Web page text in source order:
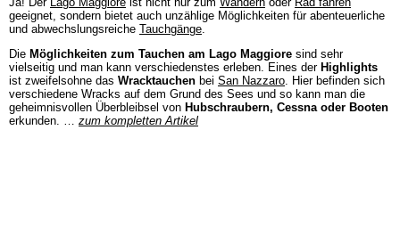
geeignet, sondern bietet auch unzählige Möglichkeiten für abenteuerliche
und abwechslungsreiche Tauchgänge.
Die Möglichkeiten zum Tauchen am Lago Maggiore sind sehr
vielseitig und man kann verschiedenstes erleben. Eines der Highlights
ist zweifelsohne das Wracktauchen bei San Nazzaro. Hier befinden sich
verschiedene Wracks auf dem Grund des Sees und so kann man die
geheimnisvollen Überbleibsel von Hubschraubern, Cessna oder Booten
erkunden. … zum kompletten Artikel